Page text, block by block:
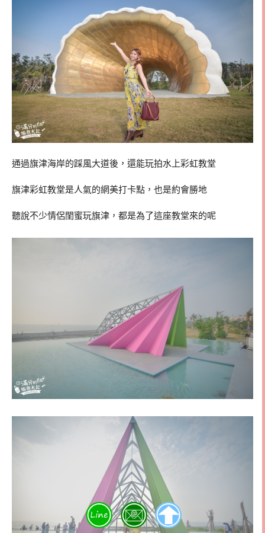
通過旗津海岸的踩風大道後，還能玩拍水上彩虹教堂
旗津彩虹教堂是人氣的網美打卡點，也是約會勝地
聽說不少情侶閨蜜玩旗津，都是為了這座教堂來的呢